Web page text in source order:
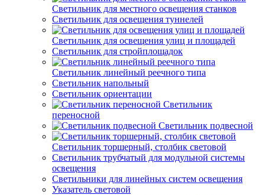
Светильник для местного освещения станков
Светильник для освещения туннелей
Светильник для освещения улиц и площадей
Светильник для стройплощадок
Светильник линейный реечного типа
Светильник напольный
Светильник ориентации
Светильник
переносной
Светильник подвесной
Светильник торшерный, столбик световой
Светильник трубчатый для модульной системы
освещения
Светильники для линейных систем освещения
Указатель световой